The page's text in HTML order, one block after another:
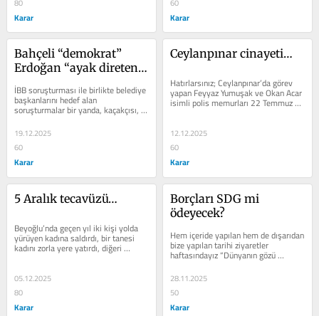
Karar Karar
Bahçeli “demokrat”
Erdoğan “ayak direten”
mi?
İBB soruşturması ile birlikte belediye
başkanlarını hedef alan
soruşturmalar bir yanda, kaçakçısı,
uyuşturucusu, bahisçisi, hakemi,...
19.12.2025
60
Karar
Ceylanpınar cinayeti…
Hatırlarsınız; Ceylanpınar’da görev
yapan Feyyaz Yumuşak ve Okan Acar
isimli polis memurları 22 Temmuz
2015 tarihinde, evlerinde
12.12.2025
60
Karar
5 Aralık tecavüzü…
Beyoğlu’nda geçen yıl iki kişi yolda
yürüyen kadına saldırdı, bir tanesi
kadını zorla yere yatırdı, diğeri
yardım etti. Kadın...
05.12.2025
80
Karar
Borçları SDG mi
ödeyecek?
Hem içeride yapılan hem de dışarıdan
bize yapılan tarihi ziyaretler
haftasındayız “Dünyanın gözü
Türkiye’de” diyebilirim...
28.11.2025
50
Karar